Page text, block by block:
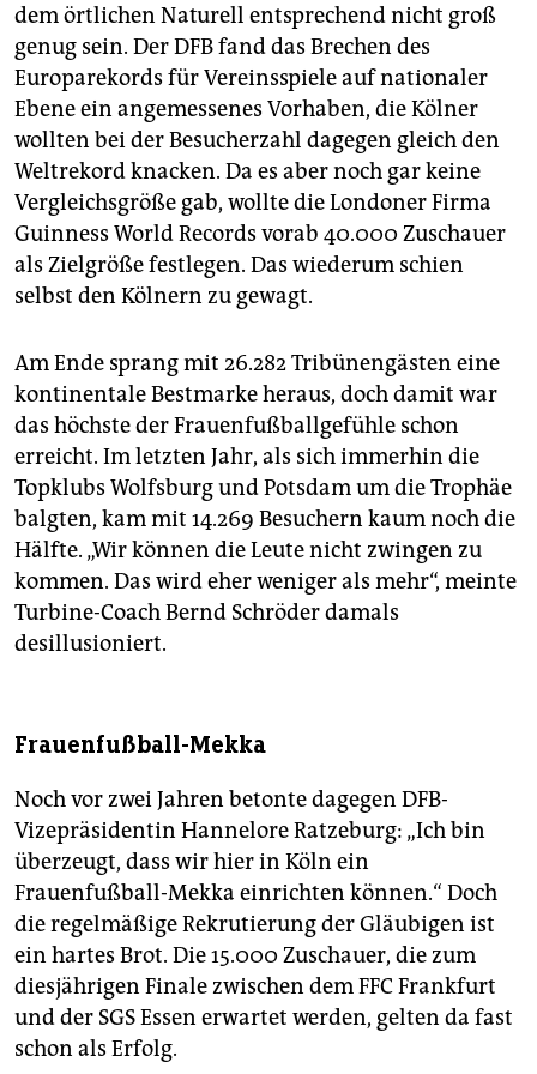
dem örtlichen Naturell entsprechend nicht groß
genug sein. Der DFB fand das Brechen des
Europarekords für Vereinsspiele auf nationaler
Ebene ein angemessenes Vorhaben, die Kölner
wollten bei der Besucherzahl dagegen gleich den
Weltrekord knacken. Da es aber noch gar keine
Vergleichsgröße gab, wollte die Londoner Firma
Guinness World Records vorab 40.000 Zuschauer
als Zielgröße festlegen. Das wiederum schien
selbst den Kölnern zu gewagt.
Am Ende sprang mit 26.282 Tribünengästen eine
kontinentale Bestmarke heraus, doch damit war
das höchste der Frauenfußballgefühle schon
erreicht. Im letzten Jahr, als sich immerhin die
Topklubs Wolfsburg und Potsdam um die Trophäe
balgten, kam mit 14.269 Besuchern kaum noch die
Hälfte. „Wir können die Leute nicht zwingen zu
kommen. Das wird eher weniger als mehr“, meinte
Turbine-Coach Bernd Schröder damals
desillusioniert.
Frauenfußball-Mekka
Noch vor zwei Jahren betonte dagegen DFB-
Vizepräsidentin Hannelore Ratzeburg: „Ich bin
überzeugt, dass wir hier in Köln ein
Frauenfußball-Mekka einrichten können.“ Doch
die regelmäßige Rekrutierung der Gläubigen ist
ein hartes Brot. Die 15.000 Zuschauer, die zum
diesjährigen Finale zwischen dem FFC Frankfurt
und der SGS Essen erwartet werden, gelten da fast
schon als Erfolg.